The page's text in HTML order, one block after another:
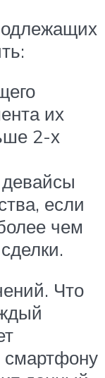
их
2-х
если
чем
Что
смартфону